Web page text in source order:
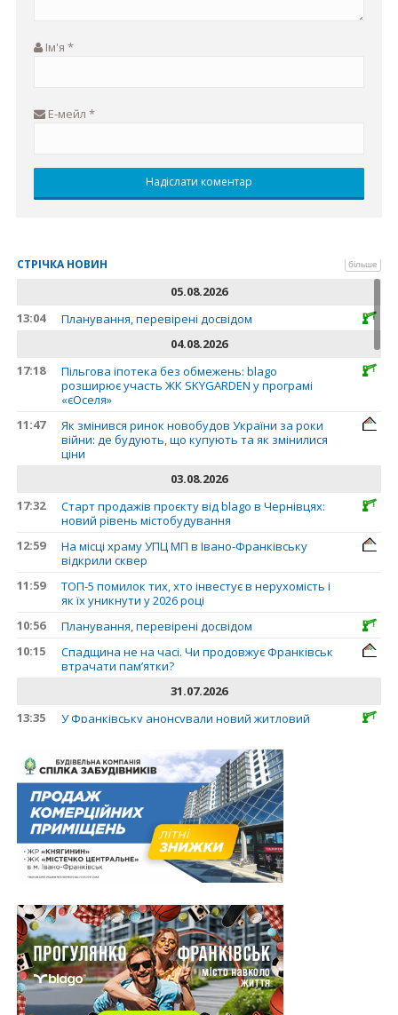
Ім'я *
Е-мейл *
СТРІЧКА НОВИН більше
05.08.2026
13:04
Планування, перевірені досвідом
04.08.2026
17:18
Пільгова іпотека без обмежень: blago
розширює участь ЖК SKYGARDEN у програмі
«єОселя»
11:47
Як змінився ринок новобудов України за роки
війни: де будують, що купують та як змінилися
ціни
03.08.2026
17:32
Старт продажів проєкту від blago в Чернівцях:
новий рівень містобудування
12:59
На місці храму УПЦ МП в Івано-Франківську
відкрили сквер
11:59
ТОП-5 помилок тих, хто інвестує в нерухомість і
як їх уникнути у 2026 році
10:56
Планування, перевірені досвідом
10:15
Спадщина не на часі. Чи продовжує Франківськ
втрачати пам’ятки?
31.07.2026
13:35
У Франківську анонсували новий житловий
30.07.2026
15:01
Ринок житла зміщується на захід: Франківськ —
серед лідерів за зростанням цін на новобудови
13:04
“Мене все у Франківську дивує”: архітектор Ігор
Панчишин про спадщину, забудову та
майбутнє міста
29.07.2026
13:31
Спадщина не на часі. Чи продовжує Франківськ
втрачати пам’ятки?
12:26
В Івано-Франківську розпочали будівництво
нового житлового масиву «Надрічний»
09:32
У Франківську провели конференцію для
фахівців ринку нерухомості та девелоперів